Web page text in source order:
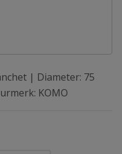
| Diameter: 75
KOMO